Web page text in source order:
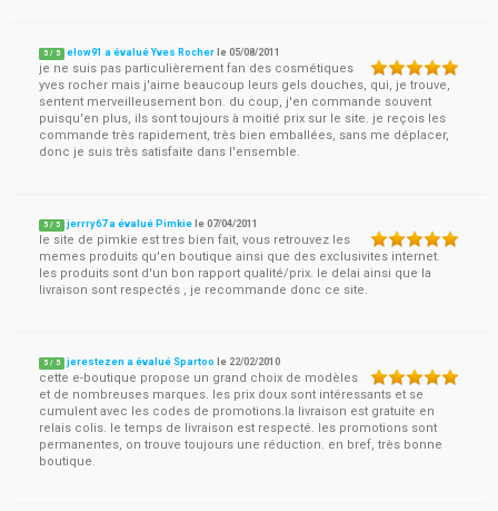
5 / 5 elow91 a évalué Yves Rocher le05/08/2011
je ne suis pas particulièrement fan des cosmétiques
yves rocher mais j'aime beaucoup leurs gels douches, qui, je trouve,
sentent merveilleusement bon. du coup, j'en commande souvent
puisqu'en plus, ils sont toujours à moitié prix sur le site. je reçois les
commande très rapidement, très bien emballées, sans me déplacer,
donc je suis très satisfaite dans l'ensemble.
5 / 5 jerrry67 a évalué Pimkie le07/04/2011
le site de pimkie est tres bien fait, vous retrouvez les
memes produits qu'en boutique ainsi que des exclusivites internet.
les produits sont d'un bon rapport qualité/prix. le delai ainsi que la
livraison sont respectés , je recommande donc ce site.
5 / 5 jerestezen a évalué Spartoo le 22/02/2010
cette e-boutique propose un grand choix de modèles
et de nombreuses marques. les prix doux sont intéressants et se
cumulent avec les codes de promotions.la livraison est gratuite en
relais colis. le temps de livraison est respecté. les promotions sont
permanentes, on trouve toujours une réduction. en bref, très bonne
boutique.